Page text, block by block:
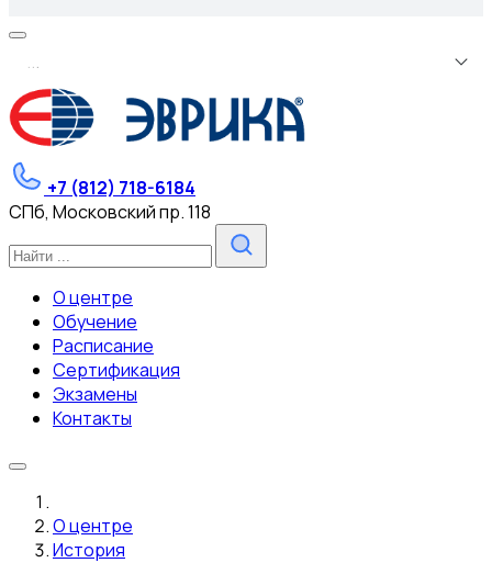
...
+7 (812) 718-6184
СПб, Московский пр. 118
О центре
Обучение
Расписание
Сертификация
Экзамены
Контакты
О центре
История